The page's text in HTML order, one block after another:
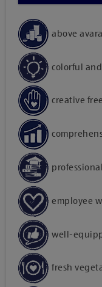
above
colorful
creative
employee
well-
fresh